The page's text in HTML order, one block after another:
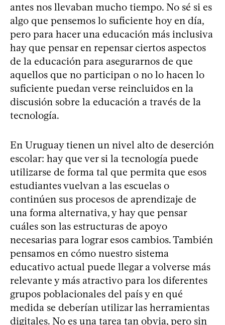
antes nos llevaban mucho tiempo. No sé si es
algo que pensemos lo suficiente hoy en día,
pero para hacer una educación más inclusiva
hay que pensar en repensar ciertos aspectos
de la educación para asegurarnos de que
aquellos que no participan o no lo hacen lo
suficiente puedan verse reincluidos en la
discusión sobre la educación a través de la
tecnología.
En Uruguay tienen un nivel alto de deserción
escolar: hay que ver si la tecnología puede
utilizarse de forma tal que permita que esos
estudiantes vuelvan a las escuelas o
continúen sus procesos de aprendizaje de
una forma alternativa, y hay que pensar
cuáles son las estructuras de apoyo
necesarias para lograr esos cambios. También
pensamos en cómo nuestro sistema
educativo actual puede llegar a volverse más
relevante y más atractivo para los diferentes
grupos poblacionales del país y en qué
medida se deberían utilizar las herramientas
digitales. No es una tarea tan obvia, pero sin